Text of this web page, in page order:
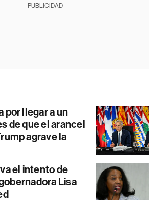
PUBLICIDAD
por llegar a un
de que el arancel
agrave la
el intento de
Lisa